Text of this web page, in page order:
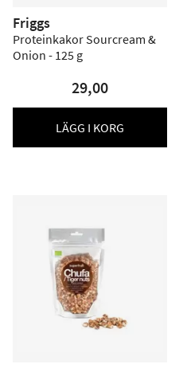
Friggs
Proteinkakor Sourcream &
Onion - 125 g
29,00
LÄGG I KORG